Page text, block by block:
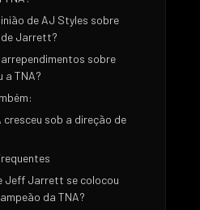
de AJ Styles sobre
Jarrett?
sobre
a TNA?
cresceu sob a direção de
Jeff Jarrett se colocou
da TNA?